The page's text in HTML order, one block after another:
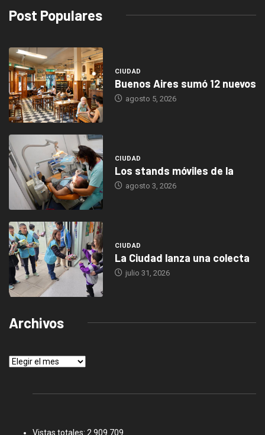
Post Populares
CIUDAD
Buenos Aires sumó 12 nuevos
agosto 5, 2026
CIUDAD
Los stands móviles de la
agosto 3, 2026
CIUDAD
La Ciudad lanza una colecta
julio 31, 2026
Archivos
Archivos
Vistas totales: 2.909.709